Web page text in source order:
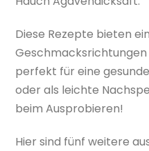
Diese Rezepte bieten
Geschmacksrichtungen
perfekt für eine
oder als leichte
beim Ausprobieren!
Hier sind fünf weitere